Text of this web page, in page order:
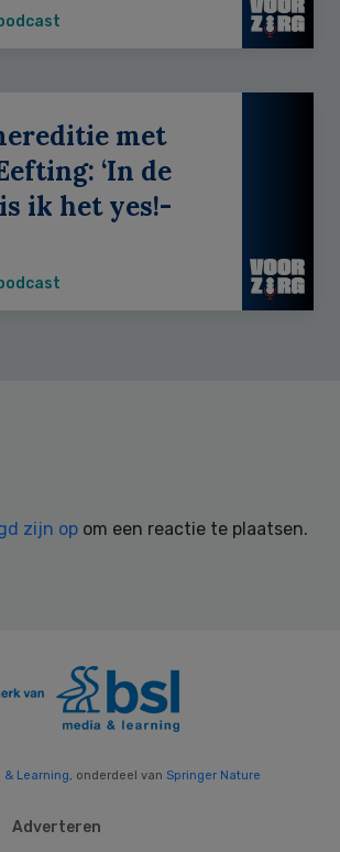
met
‘In de
ik het yes!-
zijn op om een reactie te plaatsen.
& Learning, onderdeel van Springer Nature
Adverteren